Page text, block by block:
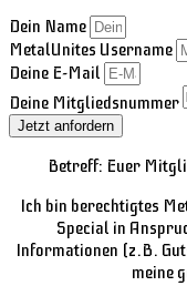
Dein Name
MetalUnites Username
Deine E-Mail
Deine Mitgliedsnummer
Jetzt anfordern
Betreff: Euer
Ich bin berechtigtes
Special in
Informationen (z.B.
meine